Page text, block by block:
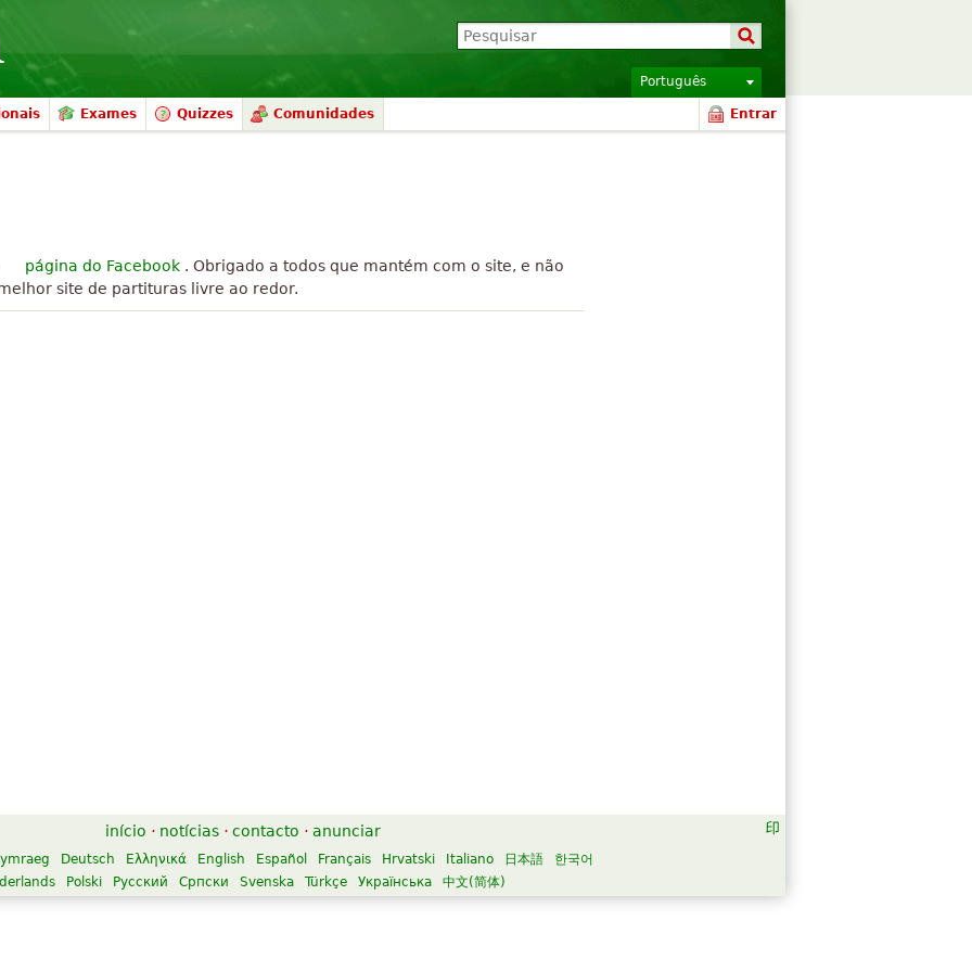
Português
Exames Quizzes Comunidades Entrar
página do Facebook . Obrigado a todos que mantém com o site, e não
site de partituras livre ao redor.
início · notícias · contacto · anunciar
Deutsch Ελληνικά English Español Français Hrvatski Italiano 日本語
한국어
Polski Русский Српски Svenska Türkçe Українська 中文(简体)